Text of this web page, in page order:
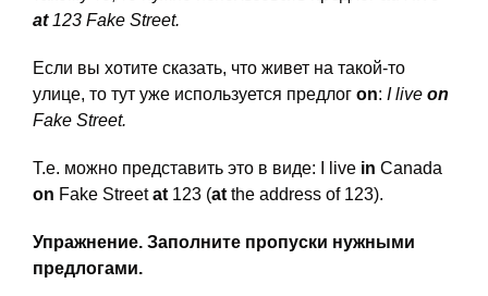
at123 Fake Street.
Если вы хотите сказать, что живет на такой-то
улице, то тут уже используется предлог on: I live on
Fake Street.
Т.е. можно представить это в виде: I live in Canada
on Fake Streetat 123 (at the address of 123).
Упражнение. Заполните пропуски нужными
предлогами.